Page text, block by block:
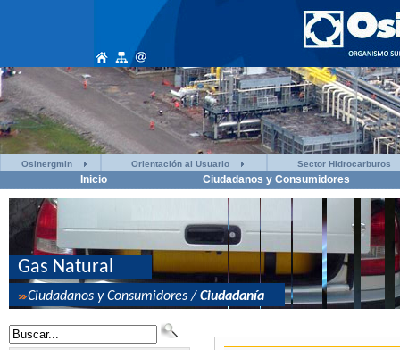
Osinergmin Orientación al Usuario Sector Hidrocarburos
Inicio Ciudadanos y Consumidores